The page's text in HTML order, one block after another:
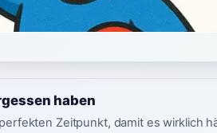
haben
Zeitpunkt, damit es wirklich